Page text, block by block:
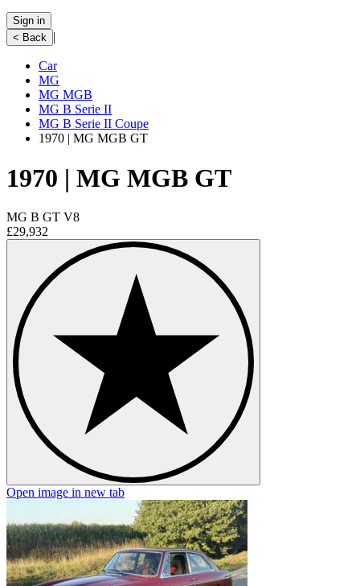
Sign in
< Back |
Car
MG
MG MGB
MG B Serie II
MG B Serie II Coupe
1970 | MG MGB GT
1970 | MG MGB GT
MG B GT V8
£29,932
Open image in new tab